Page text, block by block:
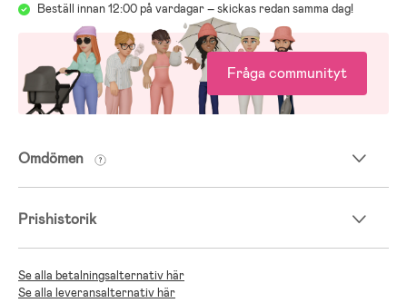
Beställ innan 12:00 på vardagar – skickas redan samma dag!
Fråga communityt
Omdömen
Prishistorik
Se alla betalningsalternativ här
Se alla leveransalternativ här